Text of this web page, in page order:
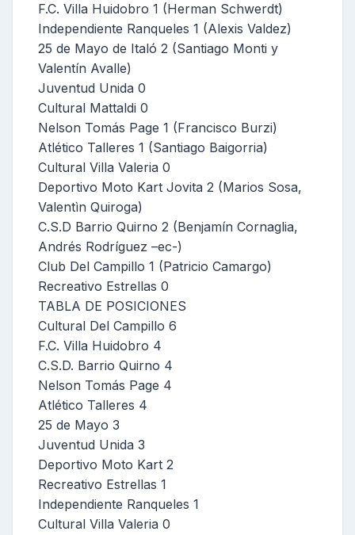
F.C. Villa Huidobro 1 (Herman Schwerdt)
Independiente Ranqueles 1 (Alexis Valdez)
25 de Mayo de Italó 2 (Santiago Monti y
Valentín Avalle)
Juventud Unida 0
Cultural Mattaldi 0
Nelson Tomás Page 1 (Francisco Burzi)
Atlético Talleres 1 (Santiago Baigorria)
Cultural Villa Valeria 0
Deportivo Moto Kart Jovita 2 (Marios Sosa,
Valentìn Quiroga)
C.S.D Barrio Quirno 2 (Benjamín Cornaglia,
Andrés Rodríguez –ec-)
Club Del Campillo 1 (Patricio Camargo)
Recreativo Estrellas 0
TABLA DE POSICIONES
Cultural Del Campillo 6
F.C. Villa Huidobro 4
C.S.D. Barrio Quirno 4
Nelson Tomás Page 4
Atlético Talleres 4
25 de Mayo 3
Juventud Unida 3
Deportivo Moto Kart 2
Recreativo Estrellas 1
Independiente Ranqueles 1
Cultural Villa Valeria 0